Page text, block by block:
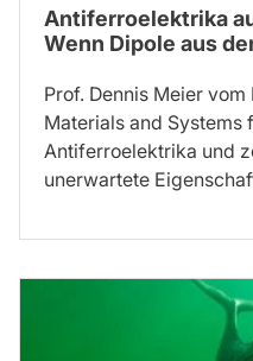
Antiferroelektrika
Wenn Dipole aus
Prof. Dennis Meier vom
Materials and Systems
Antiferroelektrika und
unerwartete